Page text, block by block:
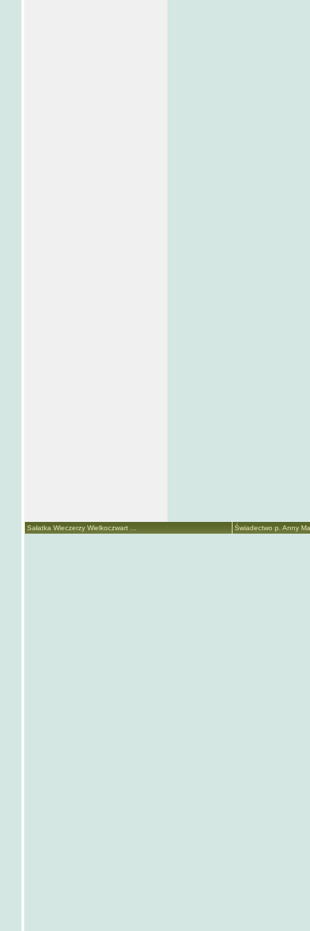
Sałatka Wieczerzy Wielkoczwart ... Świadectwo p. Anny